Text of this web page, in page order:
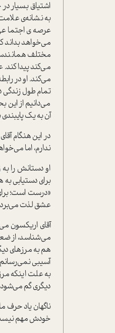
اشتیاق بسیار
به نشانه‌ی
عرصه‌ی
می‌خواهد بداند
مختلف
می‌کند پیدا
می‌کند. او در
تمام طول
می‌دانیم از این
آن به یک پایبندی
در این هنگام
ندارم، اما
او دستانش را
برای دستیابی
«درست است؛
عشق لذت
آقای اریکسون
می‌شناسد، از
هم به مرزهای
آسیبی
به علت اینکه
دیگری گم می‌شود
ناگهان یاد حرف
خودش مهم